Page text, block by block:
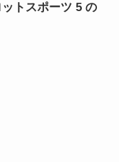
トスポーツ 5 の